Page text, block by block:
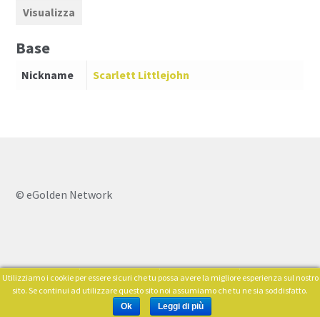
Visualizza
Base
Nickname Scarlett Littlejohn
© eGolden Network
Cerca:
Utilizziamo i cookie per essere sicuri che tu possa avere la migliore esperienza sul nostro
sito. Se continui ad utilizzare questo sito noi assumiamo che tu ne sia soddisfatto.
Ok Leggi di più